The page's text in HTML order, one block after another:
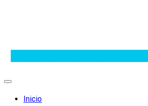
Inicio